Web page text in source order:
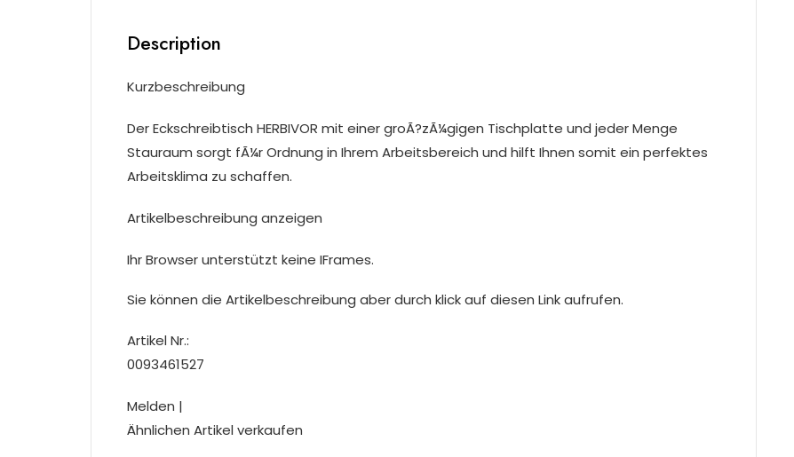
Description
Kurzbeschreibung
Der Eckschreibtisch HERBIVOR mit einer groÃ?zÃ¼gigen Tischplatte und jeder Menge
Stauraum sorgt fÃ¼r Ordnung in Ihrem Arbeitsbereich und hilft Ihnen somit ein perfektes
Arbeitsklima zu schaffen.
Artikelbeschreibung anzeigen
Ihr Browser unterstützt keine IFrames.
Sie können die Artikelbeschreibung aber durch klick auf diesen Link aufrufen.
Artikel Nr.:
0093461527
Melden |
Ähnlichen Artikel verkaufen